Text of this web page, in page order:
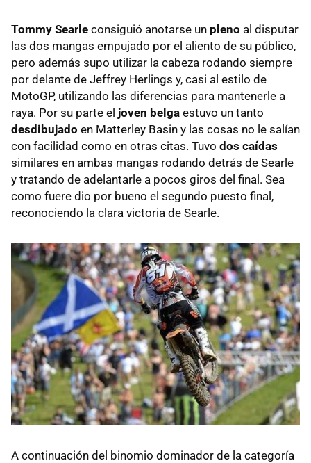
Tommy Searle consiguió anotarse un pleno al disputar
las dos mangas empujado por el aliento de su público,
pero además supo utilizar la cabeza rodando siempre
por delante de Jeffrey Herlings y, casi al estilo de
MotoGP, utilizando las diferencias para mantenerle a
raya. Por su parte el joven belga estuvo un tanto
desdibujado en Matterley Basin y las cosas no le salían
con facilidad como en otras citas. Tuvo dos caídas
similares en ambas mangas rodando detrás de Searle
y tratando de adelantarle a pocos giros del final. Sea
como fuere dio por bueno el segundo puesto final,
reconociendo la clara victoria de Searle.
A continuación del binomio dominador de la categoría